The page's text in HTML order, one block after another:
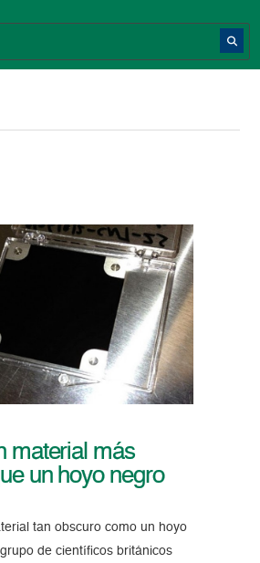
material más
un hoyo negro
tan obscuro como un hoyo
de científicos británicos